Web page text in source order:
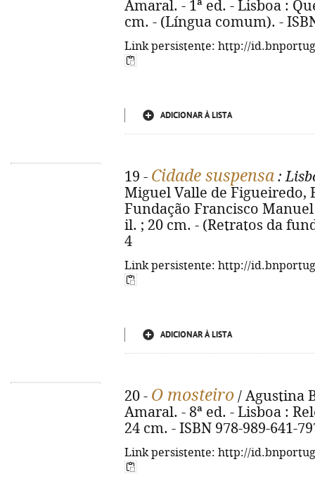
Amaral. - 1ª ed. - Lisboa :
cm. - (Língua comum). -
Link persistente: http://
ADICIONAR À LISTA
19 - Cidade suspensa :
Miguel Valle de Figueiredo,
Fundação Francisco Manuel
il. ; 20 cm. - (Retratos da
4
Link persistente: http://
ADICIONAR À LISTA
20 - O mosteiro / Agustina
Amaral. - 8ª ed. - Lisboa :
24 cm. - ISBN 978-989-641-
Link persistente: http://